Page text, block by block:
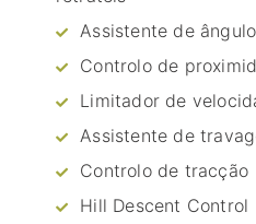
Assistente de
Controlo de
Limitador de
Assistente de
Controlo de tracção
Hill Descent Control